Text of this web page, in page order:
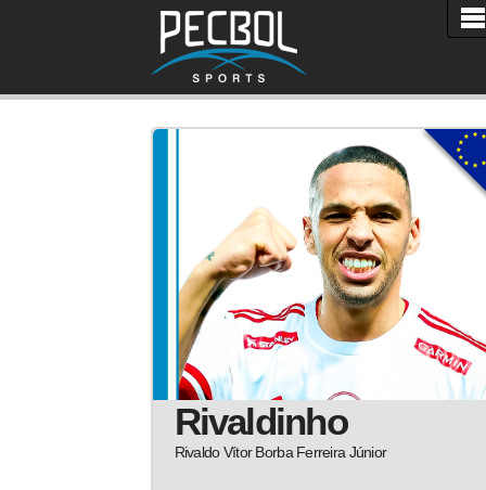
Rivaldinho
Rivaldo Vítor Borba Ferreira Júnior